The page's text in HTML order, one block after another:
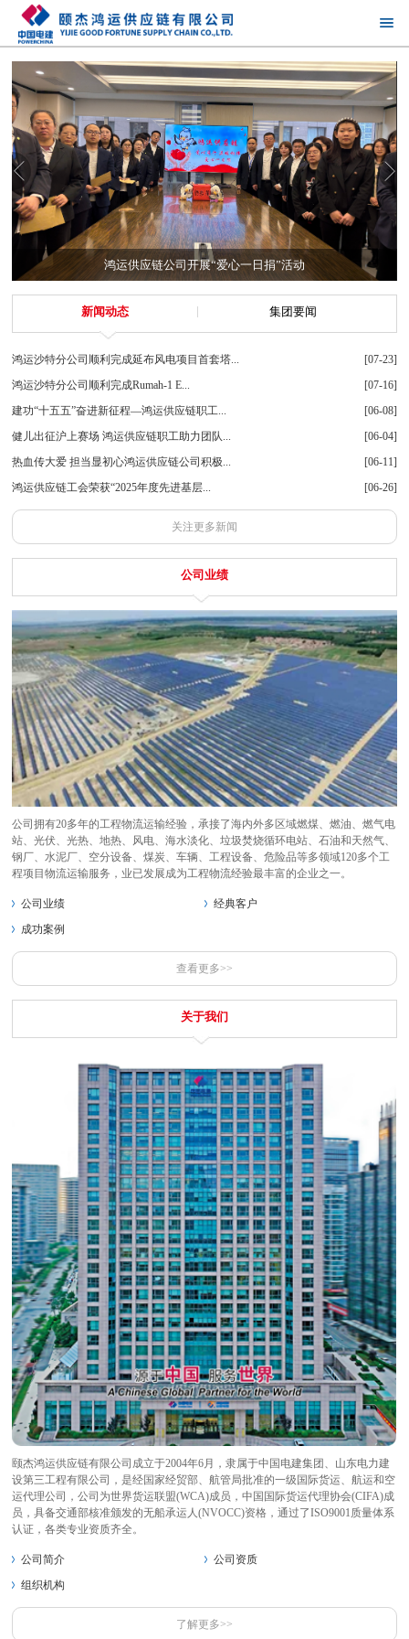
鸿运供应链公司开展“爱心一日捐”活动
新闻动态 集团要闻
鸿运沙特分公司顺利完成延布风电项目首套塔...
[07-23]
鸿运沙特分公司顺利完成Rumah-1 E...
[07-16]
建功“十五五”奋进新征程—鸿运供应链职工...
[06-08]
健儿出征沪上赛场 鸿运供应链职工助力团队...
[06-04]
热血传大爱 担当显初心鸿运供应链公司积极...
[06-11]
鸿运供应链工会荣获“2025年度先进基层...
[06-26]
关注更多新闻
公司业绩
公司拥有20多年的工程物流运输经验，承接了海内外多区域燃煤、燃油、燃气电
站、光伏、光热、地热、风电、海水淡化、垃圾焚烧循环电站、石油和天然气、
钢厂、水泥厂、空分设备、煤炭、车辆、工程设备、危险品等多领域120多个工
程项目物流运输服务，业已发展成为工程物流经验最丰富的企业之一。
公司业绩
经典客户
成功案例
查看更多>>
关于我们
颐杰鸿运供应链有限公司成立于2004年6月，隶属于中国电建集团、山东电力建
设第三工程有限公司，是经国家经贸部、航管局批准的一级国际货运、航运和空
运代理公司，公司为世界货运联盟(WCA)成员，中国国际货运代理协会(CIFA)成
员，具备交通部核准颁发的无船承运人(NVOCC)资格，通过了ISO9001质量体系
认证，各类专业资质齐全。
公司简介
公司资质
组织机构
了解更多>>